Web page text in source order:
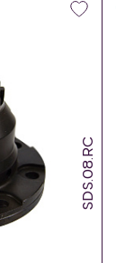
SDS.08.RC